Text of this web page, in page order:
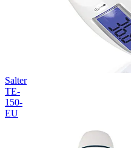
Salter
TE-
150-
EU